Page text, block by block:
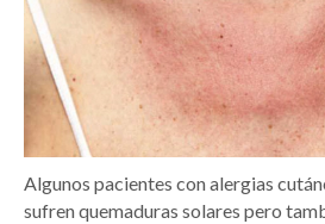
Algunos pacientes con alergias
sufren quemaduras solares pero